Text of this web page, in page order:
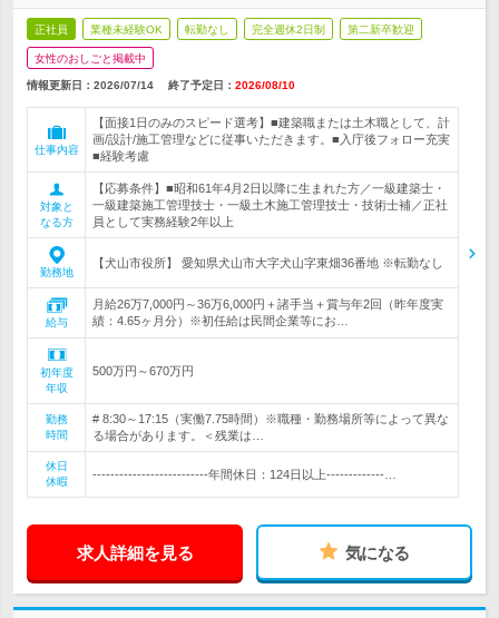
正社員 業種未経験OK 転勤なし 完全週休2日制 第二新卒歓迎
女性のおしごと掲載中
情報更新日：2026/07/14 終了予定日： 2026/08/10
仕事内容
【面接1日のみのスピード選考】■建築職または土木職として、計
画/設計/施工管理などに従事いただきます。■入庁後フォロー充実
■経験考慮
対象と
なる方
【応募条件】■昭和61年4月2日以降に生まれた方／一級建築士・
一級建築施工管理技士・一級土木施工管理技士・技術士補／正社
員として実務経験2年以上
勤務地
【犬山市役所】 愛知県犬山市大字犬山字東畑36番地 ※転勤なし
給与
月給26万7,000円～36万6,000円＋諸手当＋賞与年2回（昨年度実
績：4.65ヶ月分）※初任給は民間企業等にお…
初年度
年収
500万円～670万円
勤務
時間
# 8:30～17:15（実働7.75時間）※職種・勤務場所等によって異な
る場合があります。＜残業は…
休日
休暇
--------------------------年間休日：124日以上-------------…
求人詳細を見る 気になる